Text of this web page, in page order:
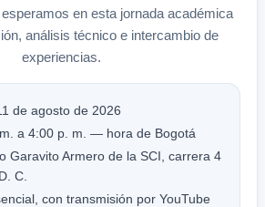
en esta jornada académica
análisis técnico e intercambio de
experiencias.
de agosto de 2026
a 4:00 p. m. — hora de Bogotá
Garavito Armero de la SCI, carrera 4
C.
con transmisión por YouTube